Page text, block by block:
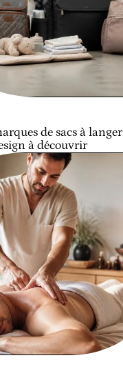
de sacs à langer
à découvrir